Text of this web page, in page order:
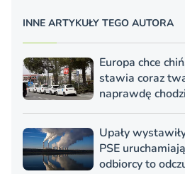
INNE ARTYKUŁY TEGO AUTORA
Europa chce
stawia coraz
naprawdę
Upały
PSE
odbiorcy to